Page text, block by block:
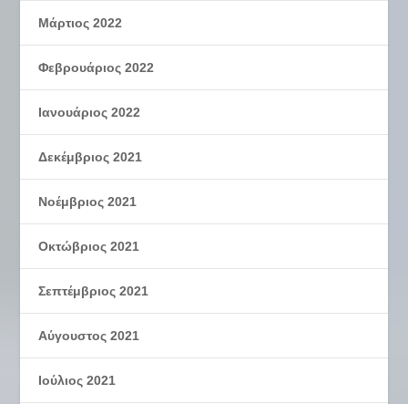
Μάρτιος 2022
Φεβρουάριος 2022
Ιανουάριος 2022
Δεκέμβριος 2021
Νοέμβριος 2021
Οκτώβριος 2021
Σεπτέμβριος 2021
Αύγουστος 2021
Ιούλιος 2021